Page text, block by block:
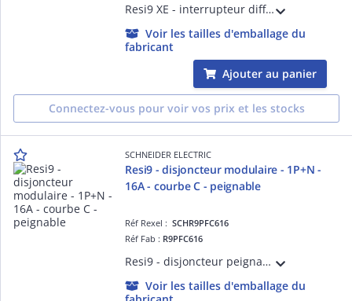
Resi9 XE - interrupteur différentiel - 2P - 63A - 30mA - Type AC - 2 modules de 18 mm - embrochable
Voir les tailles d'emballage du
fabricant
Ajouter au panier
Connectez-vous pour voir vos prix et les stocks
SCHNEIDER ELECTRIC
Resi9 - disjoncteur modulaire - 1P+N -
16A - courbe C - peignable
Réf Rexel :SCHR9PFC616
Réf Fab : R9PFC616
Resi9 - disjoncteur peignable - 1P + N - 16 A - Courbe C - Largeur : 2 pas de 9 mm - blanc RAL 9003 - CE - NF - Icn 3000 A à 230 V CA 50 Hz selon EN/IEC 60898-1 - Classe de limitation : 3 selon EN/IEC 60898-1
Voir les tailles d'emballage du